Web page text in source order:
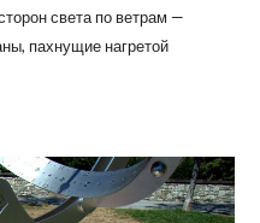
света по ветрам —
пахнущие нагретой